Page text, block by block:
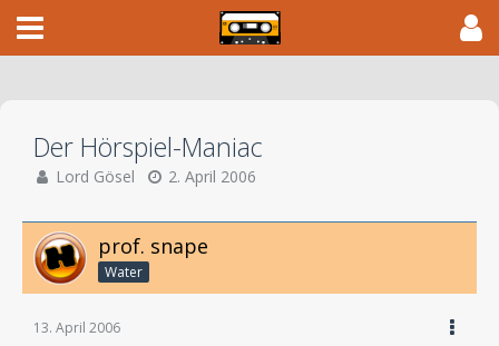
Der Hörspiel-Maniac
Lord Gösel 2. April 2006
prof. snape
Water
13. April 2006